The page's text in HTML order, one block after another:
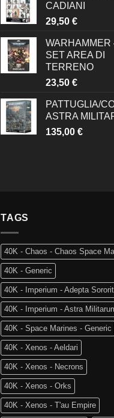
CADIANI
29,50 €
WARHAMMER
SET AREA DI
TERRENO
23,50 €
PATTUGLIA/
ASTRA
135,00 €
TAGS
40K - Chaos - Chaos Space
40K - Generic
40K - Imperium - Adepta
40K - Imperium - Astra
40K - Space Marines - Generic
40K - Xenos - Aeldari
40K - Xenos - Necrons
40K - Xenos - Orks
40K - Xenos - T'au Empire